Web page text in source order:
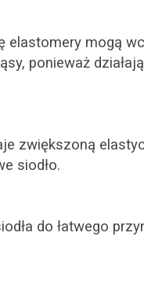
elastomery mogą
ponieważ
zwiększoną
siodło.
do łatwego